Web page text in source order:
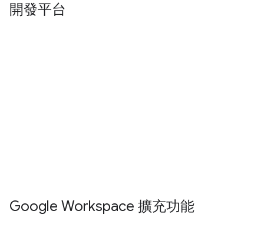
開發平台
Google Workspace 擴充功能